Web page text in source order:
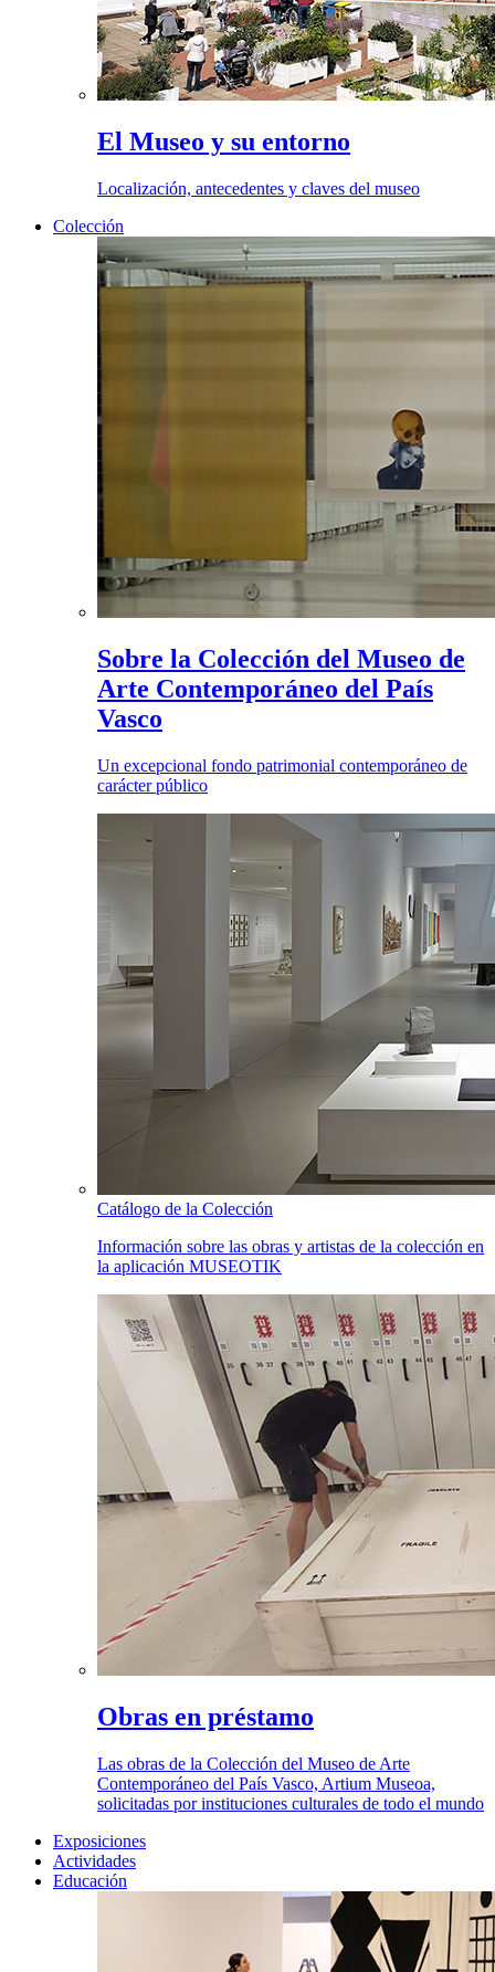
El Museo y su entorno
Localización, antecedentes y claves del museo
Colección
Sobre la Colección del Museo de
Arte Contemporáneo del País
Vasco
Un excepcional fondo patrimonial contemporáneo de
carácter público
Catálogo de la Colección
Información sobre las obras y artistas de la colección en
la aplicación MUSEOTIK
Obras en préstamo
Las obras de la Colección del Museo de Arte
Contemporáneo del País Vasco, Artium Museoa,
solicitadas por instituciones culturales de todo el mundo
Exposiciones
Actividades
Educación